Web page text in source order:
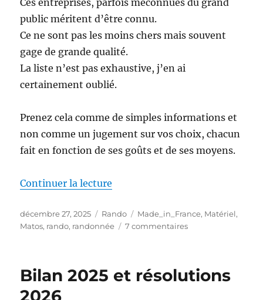
Ces entreprises, parfois méconnues du grand
public méritent d’être connu.
Ce ne sont pas les moins chers mais souvent
gage de grande qualité.
La liste n’est pas exhaustive, j’en ai
certainement oublié.
Prenez cela comme de simples informations et
non comme un jugement sur vos choix, chacun
fait en fonction de ses goûts et de ses moyens.
Continuer la lecture
Publié
le
décembre 27, 2025 Catégories
Rando Étiquettes
Made_in_France, Matériel,
Matos, rando, randonnée 7 commentairessur
randonnée
Bilan 2025 et résolutions
2026